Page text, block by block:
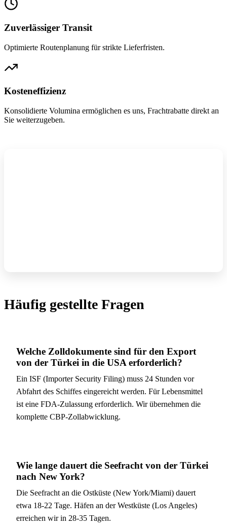
Zuverlässiger Transit
Optimierte Routenplanung für strikte Lieferfristen.
Kosteneffizienz
Konsolidierte Volumina ermöglichen es uns, Frachtrabatte direkt an
Sie weiterzugeben.
Häufig gestellte Fragen
Welche Zolldokumente sind für den Export
von der Türkei in die USA erforderlich?
Ein ISF (Importer Security Filing) muss 24 Stunden vor
Abfahrt des Schiffes eingereicht werden. Für Lebensmittel
ist eine FDA-Zulassung erforderlich. Wir übernehmen die
komplette CBP-Zollabwicklung.
Wie lange dauert die Seefracht von der Türkei
nach New York?
Die Seefracht an die Ostküste (New York/Miami) dauert
etwa 18-22 Tage. Häfen an der Westküste (Los Angeles)
erreichen wir in 28-35 Tagen.